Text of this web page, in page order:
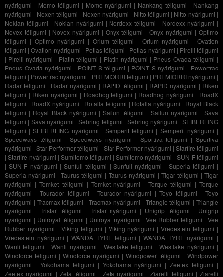
nyárigumi | Momo téligumi | Momo nyárigumi | Nankang téligumi | Nankang
nyárigumi | Nexen téligumi | Nexen nyárigumi | Nitto téligumi | Nitto nyárigumi |
Nokian téligumi | Nokian nyárigumi | Nordexx téligumi | Nordexx nyárigumi |
Novex téligumi | Novex nyárigumi | Onyx téligumi | Onyx nyárigumi | Optimo
téligumi | Optimo nyárigumi |Orium téligumi | Orium nyárigumi |Ovation
téligumi |Ovation nyárigumi | Petlas téligumi | Petlas nyárigumi | Pirelli téligumi
| Pirelli nyárigumi | Platin téligumi | Platin nyárigumi | Pneus Ovada téligumi |
Pneus Ovada nyárigumi | POINT S téligumi | POINT S nyárigumi | Powertrac
téligumi | Powertrac nyárigumi | PREMIORRI téligumi | PREMIORRI nyárigumi |
Radar téligumi | Radar nyárigumi | RAPID téligumi | RAPID nyárigumi | Riken
téligumi | Riken nyárigumi | Roadhog téligumi | Roadhog nyárigumi | RoadX
téligumi | RoadX nyárigumi | Rotalla téligumi | Rotalla nyárigumi | Royal Black
téligumi | Royal Black nyárigumi |Sailun téligumi | Sailun nyárigumi |Sava
téligumi | Sava nyárigumi |Sebring téligumi |Sebring nyárigumi |SEIBERLING
téligumi |SEIBERLING nyárigumi |Semperit téligumi | Semperit nyárigumi |
Speedways téligumi |Speedways nyárigumi | Sportiva téligumi |Sportiva
nyárigumi |Star Performer téligumi | Star Performer nyárigumi | Starfire téligumi
|Starfire nyárigumi |Sumitomo téligumi | Sumitomo nyárigumi | SUN-F téligumi
|SUN-F nyárigumi | Sunfull téligumi | Sunfull nyárigumi | Superia téligumi |
Superia nyárigumi |Taurus téligumi | Taurus nyárigumi | Tigar téligumi |Tigar
nyárigumi |Tomket téligumi | Tomket nyárigumi | Torque téligumi |Torque
nyárigumi |Tourador téligumi | Tourador nyárigumi |Toyo téligumi |Toyo
nyárigumi | Tracmax téligumi |Tracmax nyárigumi | Triangle téligumi |Triangle
nyárigumi | Tristar téligumi | Tristar nyárigumi | Unigrip téligumi | Unigrip
nyárigumi | Uniroyal téligumi | Uniroyal nyárigumi |Vee Rubber téligumi |Vee
Rubber nyárigumi | Viking téligumi | Viking nyárigumi |Vredestein téligumi |
Vredestein nyárigumi |WANDA TYRE téligumi | WANDA TYRE nyárigumi |
Wanli téligumi |Wanli nyárigumi | Westlake téligumi |Westlake nyárigumi |
Windforce téligumi | Windforce nyárigumi | Windpower téligumi | Windpower
nyárigumi | Yokohama téligumi | Yokohama nyárigumi |Zeetex téligumi |
Zeetex nyárigumi | Zeta téligumi | Zeta nyárigumi |Ziarelli téligumi | Ziarelli